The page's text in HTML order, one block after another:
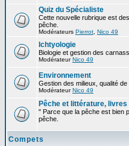
Quiz du Spécialiste
Cette nouvelle rubrique est
pêche.
Modérateurs Pierrot Nico 49
Ichtyologie
Biologie et gestion des
ModérateurNico 49
Environnement
Gestion des milieux, qualité
ModérateurNico 49
Pêche et littérature, livres
" Parce que la pêche est bien
pêche.
Compets